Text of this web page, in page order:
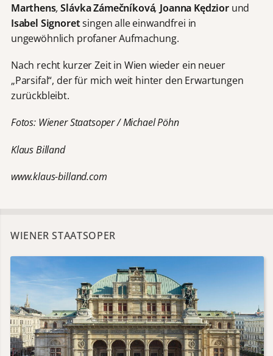
Marthens,Slávka Zámečníková, Joanna Kędzior und
Isabel Signoretsingen alle einwandfrei in
ungewöhnlich profaner Aufmachung.
Nach recht kurzer Zeit in Wien wieder ein neuer
„Parsifal“, der für mich weit hinter den Erwartungen
zurückbleibt.
Fotos: Wiener Staatsoper / Michael Pöhn
Klaus Billand
www.klaus-billand.com
WIENER STAATSOPER